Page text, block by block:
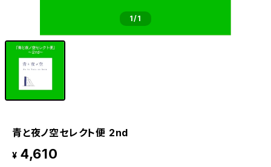
1/1
青と夜ノ空セレクト便 2nd
¥ 4,610